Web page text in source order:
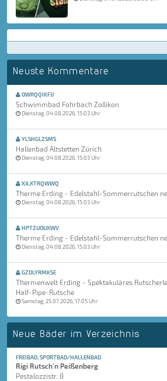
Neuste Kommentare
OWRQQIKFJJ
Schwimmbad Fohrbach Zollikon
Dienstag, 04.08.2026, 15:03 Uhr
YLSHGLZSMS
Hallenbad Altstetten Zürich
Dienstag, 04.08.2026, 15:03 Uhr
XJLXTRQWWQ
Therme Erding - Edelstahl-Sommerrutschen
Dienstag, 04.08.2026, 15:03 Uhr
HPTZUOUXWV
Therme Erding - Edelstahl-Sommerrutschen
Dienstag, 04.08.2026, 15:03 Uhr
GZDLYRMKSE
Thermenwelt Erding - Spektakuläres
Half-Pipe-Rutsche
Samstag, 25.07.2026, 17:05 Uhr
Neue Bäder im Verzeichnis
FREIBAD, SPORTBAD/HALLENBAD
Rigi Rutsch'n Peißenberg
Pestalozzistr. 8